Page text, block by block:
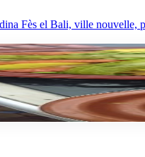
Fès el Bali, ville nouvelle,
2026
Université Al